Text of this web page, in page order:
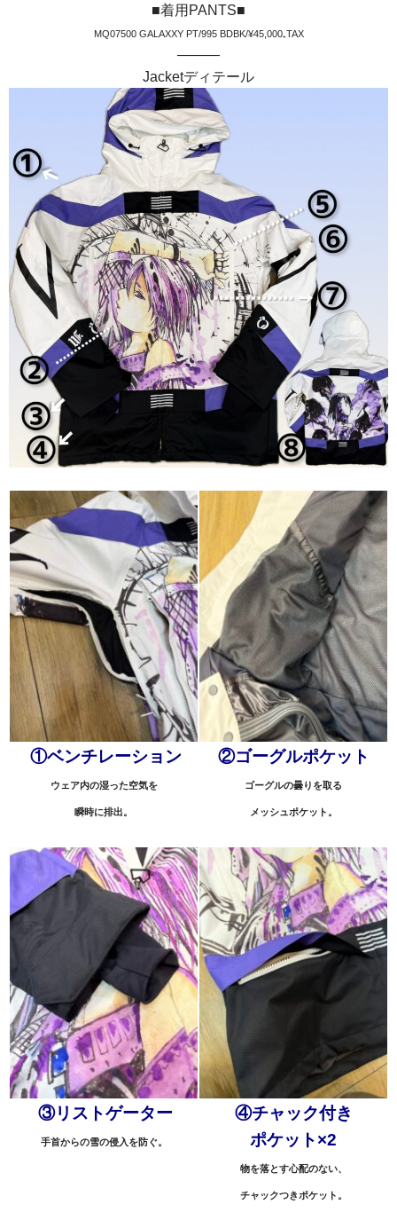
■着用PANTS■
MQ07500 GALAXXY PT/995 BDBK/¥45,000₊TAX
———
Jacketディテール
①ベンチレーション
ウェア内の湿った空気を
瞬時に排出。
②ゴーグルポケット
ゴーグルの曇りを取る
メッシュポケット。
③リストゲーター
手首からの雪の侵入を防ぐ。
④チャック付き
ポケット×2
物を落とす心配のない、
チャックつきポケット。